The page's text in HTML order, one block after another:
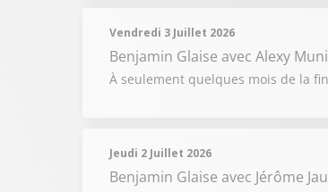
Vendredi 3 Juillet 2026
Benjamin Glaise avec Alexy
À seulement quelques mois de la
Jeudi 2 Juillet 2026
Benjamin Glaise avec Jérôme